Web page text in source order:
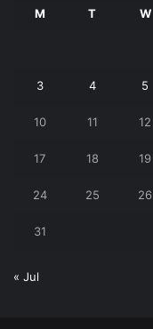
M T W
3 4 5
10 11 12
17 18 19
24 25 26
31
« Jul